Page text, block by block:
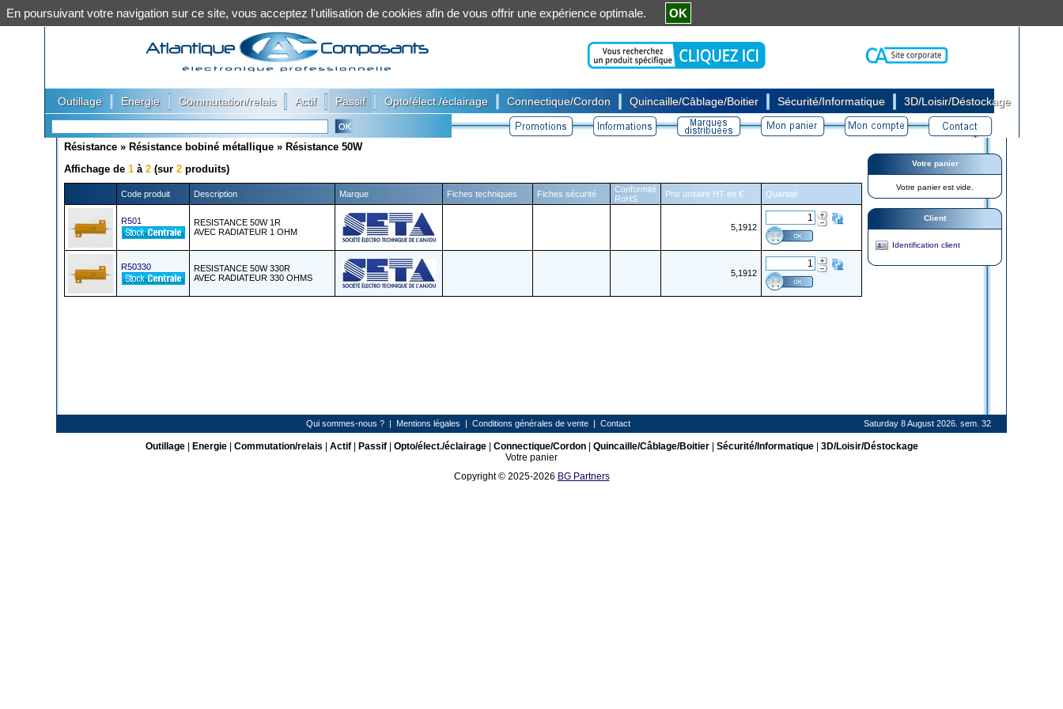
Outillage Energie Commutation/relais Actif Passif Opto/élect./éclairage Connectique/Cordon Quincaille/Câblage/Boitier Sécurité/Informatique 3D/Loisir/Déstockage
Résistance » Résistance bobiné métallique » Résistance 50W
Affichage de 1 à 2 (sur 2 produits)
Code produit Description Marque Fiches techniques Fiches sécurité
Conformité
RoHS
Prix unitaire HT en € Quantité
R501
RESISTANCE 50W 1R
AVEC RADIATEUR 1 OHM
5,1912
R50330
RESISTANCE 50W 330R
AVEC RADIATEUR 330 OHMS
5,1912
Votre panier
Votre panier est vide.
Client
Identification client
Qui sommes-nous ?| Mentions légales | Conditions générales de vente| Contact Saturday 8 August 2026. sem. 32
Outillage| Energie| Commutation/relais Actif| Passif| Opto/élect./éclairage| Connectique/Cordon| Quincaille/Câblage/Boitier| Sécurité/Informatique| 3D/Loisir/Déstockage
Votre panier
Copyright © 2025-2026 BG Partners
En poursuivant votre navigation sur ce site, vous acceptez l'utilisation de cookies afin de vous offrir une expérience optimale. OK